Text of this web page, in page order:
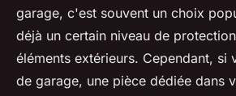
garage, c'est souvent un choix
déjà un certain niveau de
éléments extérieurs. Cependant, si
de garage, une pièce dédiée dans